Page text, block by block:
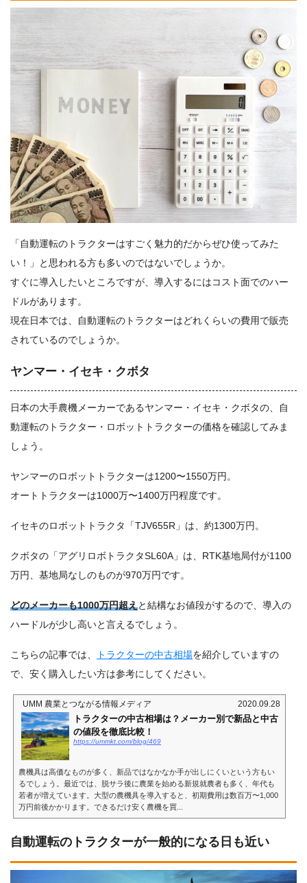
「自動運転のトラクターはすごく魅力的だからぜひ使ってみた
い！」と思われる方も多いのではないでしょうか。
すぐに導入したいところですが、導入するにはコスト面でのハー
ドルがあります。
現在日本では、自動運転のトラクターはどれくらいの費用で販売
されているのでしょうか。
ヤンマー・イセキ・クボタ
日本の大手農機メーカーであるヤンマー・イセキ・クボタの、自
動運転のトラクター・ロボットトラクターの価格を確認してみま
しょう。
ヤンマーのロボットトラクターは1200〜1550万円。
オートトラクターは1000万〜1400万円程度です。
イセキのロボットトラクタ「TJV655R」は、約1300万円。
クボタの「アグリロボトラクタSL60A」は、RTK基地局付が1100
万円、基地局なしのものが970万円です。
どのメーカーも1000万円超えと結構なお値段がするので、導入の
ハードルが少し高いと言えるでしょう。
こちらの記事では、 トラクターの中古相場を紹介していますの
で、安く購入したい方は参考にしてください。
UMM 農業とつながる情報メディア 2020.09.28
トラクターの中古相場は？メーカー別で新品と中古
の値段を徹底比較！
https://ummkt.com/blog/469
農機具は高価なものが多く、新品ではなかなか手が出しにくいという方もい
るでしょう。最近では、脱サラ後に農業を始める新規就農者も多く、年代も
若者が増えています。大型の農機具を導入すると、初期費用は数百万〜1,000
万円前後かかります。できるだけ安く農機を買...
自動運転のトラクターが一般的になる日も近い